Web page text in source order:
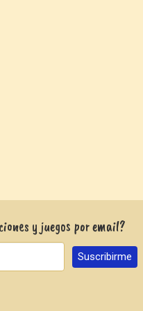
y juegos por email?